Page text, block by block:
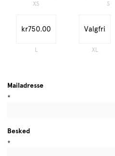
XS S
kr750.00
L
Valgfri
XL
Mailadresse
*
Besked
*